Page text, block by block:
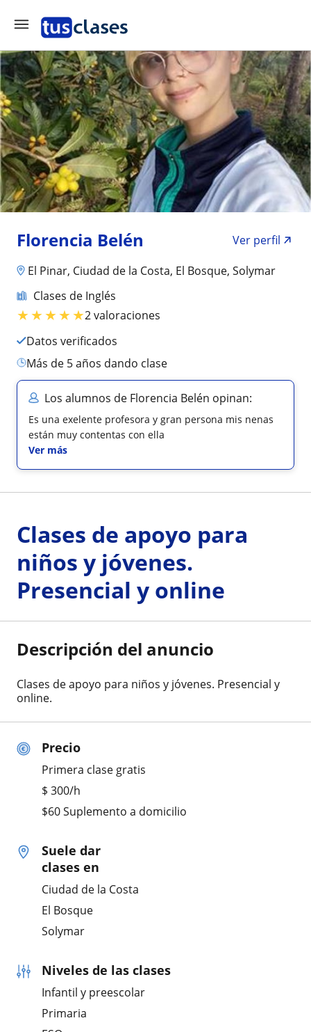
Florencia Belén
Ver perfil
El Pinar, Ciudad de la Costa, El Bosque, Solymar
Clases de Inglés
★★★★★2 valoraciones
Datos verificados
más de 5 años dando clase
Los alumnos de Florencia Belén opinan:
Es una exelente profesora y gran persona mis nenas
están muy contentas con ella
Ver más
Precio
Primera clase gratis
$ 300/h
$60 Suplemento a domicilio
Suele dar
clases en
Ciudad de la Costa
El Bosque
Solymar
Niveles de las clases
Infantil y preescolar
Primaria
Clases de apoyo para
niños y jóvenes.
Presencial y online
Descripción del anuncio
Clases de apoyo para niños y jóvenes. Presencial y
online.